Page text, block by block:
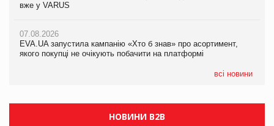
вже у VARUS
07.08.2026
EVA.UA запустила кампанію «Хто б знав» про асортимент,
якого покупці не очікують побачити на платформі
всі новини
вже у VARUS
07.08.2026
EVA.UA запустила кампанію «Хто б знав» про асортимент,
якого покупці не очікують побачити на платформі
НОВИНИ B2B